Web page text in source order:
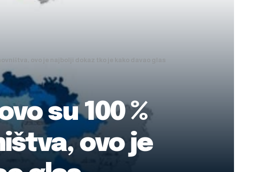
ovo je najbolji dokaz tko je kako davao glas
su 100 %
ovo je